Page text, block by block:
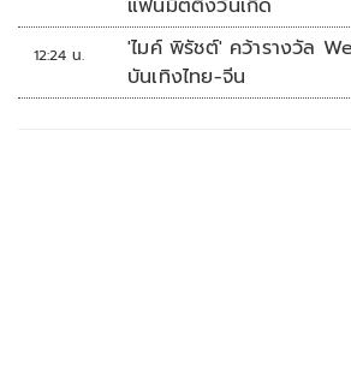
แฟนมีตติ้งวันเกิด
12:24 น.
'ไมค์ พิรัชต์' คว้ารางวัล
บันเทิงไทย-จีน